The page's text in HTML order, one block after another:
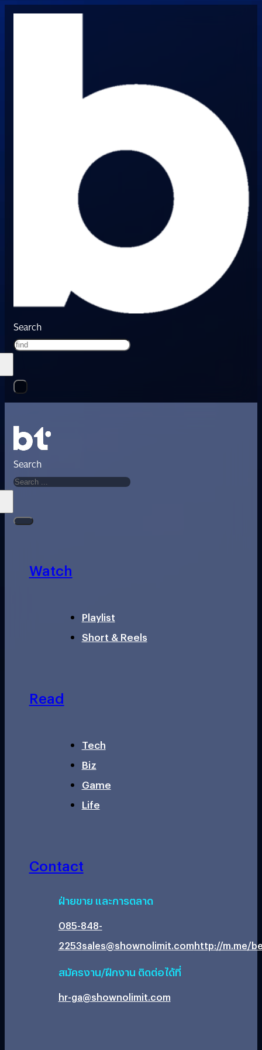
Search
Search
Watch
Playlist
Short & Reels
Read
Tech
Biz
Game
Life
Contact
ฝ่ายขาย และการตลาด
085-848-
2253sales@shownolimit.comhttp://m.me/
สมัครงาน/ฝึกงาน ติดต่อได้ที่
hr-ga@shownolimit.com